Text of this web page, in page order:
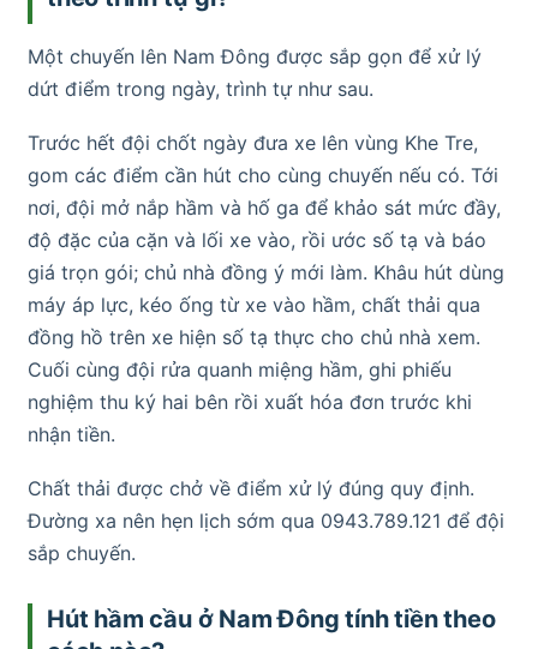
Một chuyến lên Nam Đông được sắp gọn để xử lý
dứt điểm trong ngày, trình tự như sau.
Trước hết đội chốt ngày đưa xe lên vùng Khe Tre,
gom các điểm cần hút cho cùng chuyến nếu có. Tới
nơi, đội mở nắp hầm và hố ga để khảo sát mức đầy,
độ đặc của cặn và lối xe vào, rồi ước số tạ và báo
giá trọn gói; chủ nhà đồng ý mới làm. Khâu hút dùng
máy áp lực, kéo ống từ xe vào hầm, chất thải qua
đồng hồ trên xe hiện số tạ thực cho chủ nhà xem.
Cuối cùng đội rửa quanh miệng hầm, ghi phiếu
nghiệm thu ký hai bên rồi xuất hóa đơn trước khi
nhận tiền.
Chất thải được chở về điểm xử lý đúng quy định.
Đường xa nên hẹn lịch sớm qua 0943.789.121 để đội
sắp chuyến.
Hút hầm cầu ở Nam Đông tính tiền theo